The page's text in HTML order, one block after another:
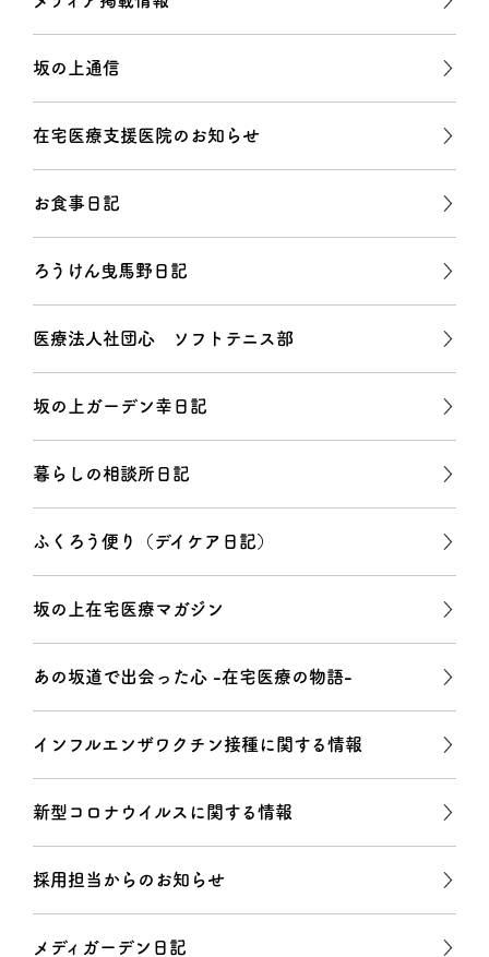
坂の上通信
在宅医療支援医院のお知らせ
お食事日記
ろうけん曳馬野日記
医療法人社団心 ソフトテニス部
坂の上ガーデン幸日記
暮らしの相談所日記
ふくろう便り（デイケア日記）
坂の上在宅医療マガジン
あの坂道で出会った心 -在宅医療の物語-
インフルエンザワクチン接種に関する情報
新型コロナウイルスに関する情報
採用担当からのお知らせ
メディガーデン日記